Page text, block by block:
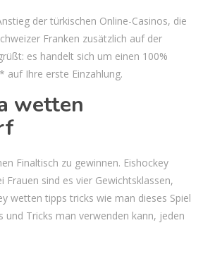
der türkischen Online-Casinos, die
Franken zusätzlich auf der
es handelt sich um einen 100%
auf Ihre erste Einzahlung.
wetten
Finaltisch zu gewinnen. Eishockey
sind es vier Gewichtsklassen,
wetten tipps tricks wie man dieses Spiel
und Tricks man verwenden kann, jeden